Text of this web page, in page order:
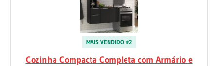
MAIS VENDIDO #2
Cozinha Compacta Completa com Armário e